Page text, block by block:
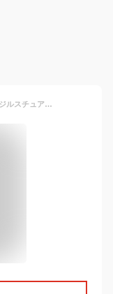
【マラソン限定クーポン】JILL STUART ジルスチュアート 小花プリント 晴雨兼用 東レ サマーシールド 折りたたみ傘 1JI27160-60 クイックオープン UV遮蔽100％ 遮光率100％ 遮熱 UPF50＋ 軽量